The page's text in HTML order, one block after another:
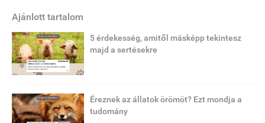
Ajánlott tartalom
5 érdekesség, amitől másképp tekintesz
majd a sertésekre
Éreznek az állatok örömöt? Ezt mondja a
tudomány